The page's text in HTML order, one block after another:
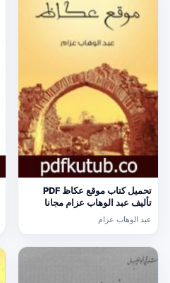
تحميل كتاب موقع عكاظ PDF
تأليف عبد الوهاب عزام مجانا
[كامل]
عبد الوهاب عزام